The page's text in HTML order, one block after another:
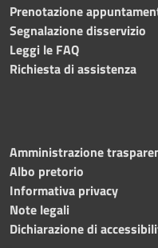
Prenotazione
Segnalazione disservizio
Leggi le FAQ
Richiesta di assistenza
Amministrazione
Albo pretorio
Informativa privacy
Note legali
Dichiarazione di